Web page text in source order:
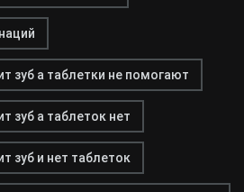
зуб а таблетки не помогают
зуб а таблеток нет
зуб и нет таблеток